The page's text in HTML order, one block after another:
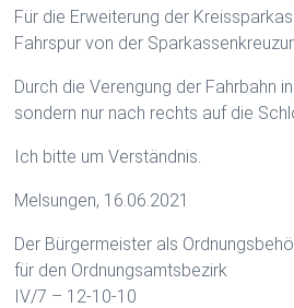
Für die Erweiterung der
Fahrspur von der
Durch die Verengung der Fahrbahn
sondern nur nach rechts auf die
Ich bitte um Verständnis.
Melsungen, 16.06.2021
Der Bürgermeister als
für den Ordnungsamtsbezirk
IV/7 – 12-10-10